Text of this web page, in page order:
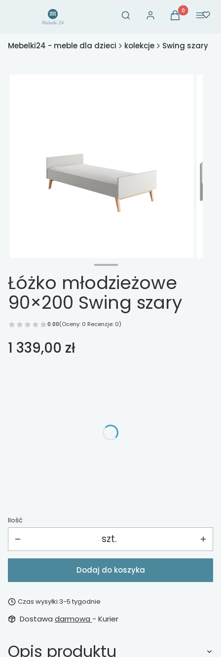
Otwórz wyszukiwarkę
Szukaj Zaloguj sięProdukty w
Koszyk Menu
Mebelki24 - meble dla dzieci kolekcje Swing szary
Łóżko młodzieżowe
90×200 Swing szary
0.00(Oceny: 0 Recenzje: 0)
Cena
1 339,00 zł
Ilość
szt.
Dodaj do koszyka
Czas wysyłki:3-5 tygodnie
Dostawa darmowa - Kurier
Opis produktu